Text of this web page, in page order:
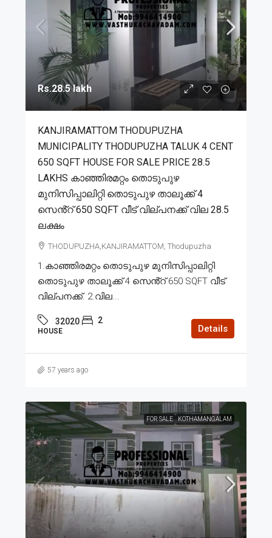
Rs.28.5 lakh
KANJIRAMATTOM THODUPUZHA
MUNICIPALITY THODUPUZHA TALUK 4 CENT
650 SQFT HOUSE FOR SALE PRICE 28.5
LAKHS കാഞ്ഞിരമറ്റം തൊടുപുഴ
മുനിസിപ്പാലിറ്റി തൊടുപുഴ താലൂക്ക് 4
സെൻ്റ് 650 SQFT വീട് വില്പനക്ക് വില 28.5
ലക്ഷം
THODUPUZHA,KANJIRAMATTOM, Thodupuzha
1.കാഞ്ഞിരമറ്റം തൊടുപുഴ മുനിസിപ്പാലിറ്റി
തൊടുപുഴ താലൂക്ക് 4 സെൻ്റ് 650 SQFT വീട്
വില്പനക്ക്. 2.വില...
32020 2
HOUSE Details
57 years ago
FOR SALE KOTHAMANGALAM